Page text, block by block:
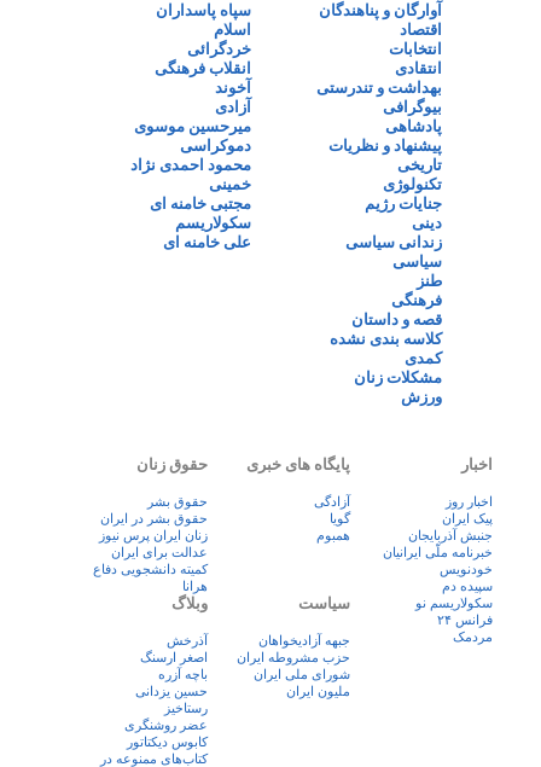
آوارگان و پناهندگان
اقتصاد
انتخابات
انتقادی
بهداشت و تندرستی
بیوگرافی
پادشاهی
پیشنهاد و نظریات
تاریخی
تکنولوژی
جنایات رژیم
دینی
زندانی سیاسی
سیاسی
طنز
فرهنگی
قصه و داستان
کلاسه بندی نشده
کمدی
مشکلات زنان
ورزش
سپاه پاسداران
اسلام
خردگرائی
انقلاب فرهنگی
آخوند
آزادی
میرحسین موسوی
دموکراسی
محمود احمدی نژاد
خمینی
مجتبی خامنه ای
سکولاریسم
علی خامنه ای
اخبار
اخبار روز
پيک ايران
جنبش آذربایجان
خبرنامه ملّی ایرانیان
خودنویس
سپیده دم
سکولاریسم نو
فرانس ۲۴
مردمک
پایگاه های خبری
آزادگی
گویا
همبوم
حقوق زنان
حقوق بشر
حقوق بشر در ایران
زنان ايران پرس نيوز
عدالت برای ایران
کمیته دانشجویی دفاع
هرانا
سیاست
جبهه آزادیخواهان
حزب مشروطه ایران
شورای ملی ایران
ملیون ایران
وبلاگ
آذرخش
اصغر ارسنگ
باچه آزره
حسین یزدانی
رستاخیز
عضر روشنگری
کابوس دیکتاتور
کتاب‌های ممنوعه در